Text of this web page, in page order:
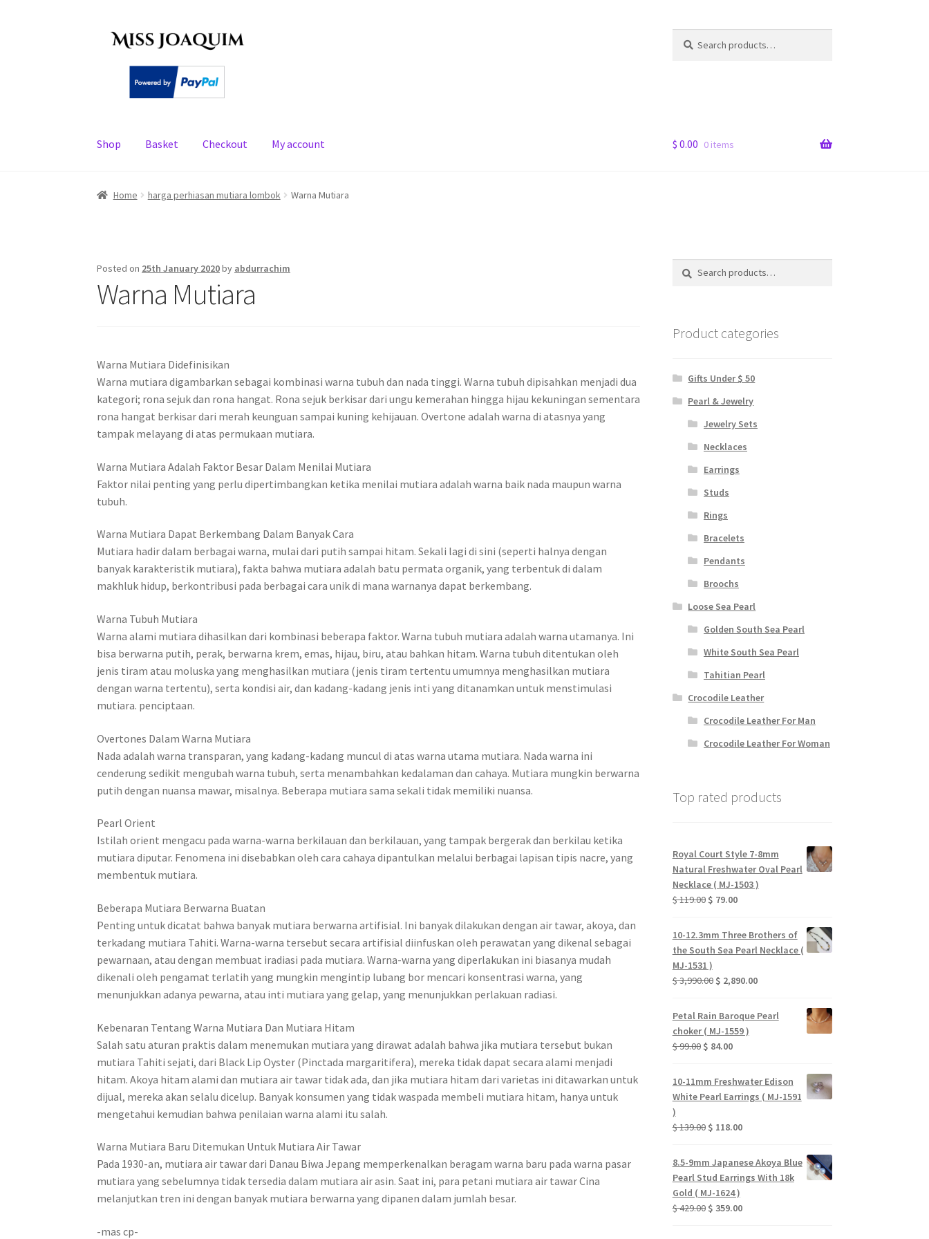
Skip
navigation
Skip
content
for:
Shop Basket Checkout My account
Home About Basket Checkout My accountPEARL Privacy Policy
$ 0.00 0 items
Home harga perhiasan mutiara lombok Warna Mutiara
Posted on 25th January 2020by abdurrachim
Warna Mutiara
Warna Mutiara Didefinisikan
Warna mutiara digambarkan sebagai kombinasi warna tubuh dan nada tinggi. Warna tubuh dipisahkan menjadi dua
kategori; rona sejuk dan rona hangat. Rona sejuk berkisar dari ungu kemerahan hingga hijau kekuningan sementara
rona hangat berkisar dari merah keunguan sampai kuning kehijauan. Overtone adalah warna di atasnya yang
tampak melayang di atas permukaan mutiara.
Warna Mutiara Adalah Faktor Besar Dalam Menilai Mutiara
Faktor nilai penting yang perlu dipertimbangkan ketika menilai mutiara adalah warna baik nada maupun warna
tubuh.
Warna Mutiara Dapat Berkembang Dalam Banyak Cara
Mutiara hadir dalam berbagai warna, mulai dari putih sampai hitam. Sekali lagi di sini (seperti halnya dengan
banyak karakteristik mutiara), fakta bahwa mutiara adalah batu permata organik, yang terbentuk di dalam
makhluk hidup, berkontribusi pada berbagai cara unik di mana warnanya dapat berkembang.
Warna Tubuh Mutiara
Warna alami mutiara dihasilkan dari kombinasi beberapa faktor. Warna tubuh mutiara adalah warna utamanya. Ini
bisa berwarna putih, perak, berwarna krem, emas, hijau, biru, atau bahkan hitam. Warna tubuh ditentukan oleh
jenis tiram atau moluska yang menghasilkan mutiara (jenis tiram tertentu umumnya menghasilkan mutiara
dengan warna tertentu), serta kondisi air, dan kadang-kadang jenis inti yang ditanamkan untuk menstimulasi
mutiara. penciptaan.
Overtones Dalam Warna Mutiara
Nada adalah warna transparan, yang kadang-kadang muncul di atas warna utama mutiara. Nada warna ini
cenderung sedikit mengubah warna tubuh, serta menambahkan kedalaman dan cahaya. Mutiara mungkin berwarna
putih dengan nuansa mawar, misalnya. Beberapa mutiara sama sekali tidak memiliki nuansa.
Pearl Orient
Istilah orient mengacu pada warna-warna berkilauan dan berkilauan, yang tampak bergerak dan berkilau ketika
mutiara diputar. Fenomena ini disebabkan oleh cara cahaya dipantulkan melalui berbagai lapisan tipis nacre, yang
membentuk mutiara.
Beberapa Mutiara Berwarna Buatan
Penting untuk dicatat bahwa banyak mutiara berwarna artifisial. Ini banyak dilakukan dengan air tawar, akoya, dan
terkadang mutiara Tahiti. Warna-warna tersebut secara artifisial diinfuskan oleh perawatan yang dikenal sebagai
pewarnaan, atau dengan membuat iradiasi pada mutiara. Warna-warna yang diperlakukan ini biasanya mudah
dikenali oleh pengamat terlatih yang mungkin mengintip lubang bor mencari konsentrasi warna, yang
menunjukkan adanya pewarna, atau inti mutiara yang gelap, yang menunjukkan perlakuan radiasi.
Kebenaran Tentang Warna Mutiara Dan Mutiara Hitam
Salah satu aturan praktis dalam menemukan mutiara yang dirawat adalah bahwa jika mutiara tersebut bukan
mutiara Tahiti sejati, dari Black Lip Oyster (Pinctada margaritifera), mereka tidak dapat secara alami menjadi
hitam. Akoya hitam alami dan mutiara air tawar tidak ada, dan jika mutiara hitam dari varietas ini ditawarkan untuk
dijual, mereka akan selalu dicelup. Banyak konsumen yang tidak waspada membeli mutiara hitam, hanya untuk
mengetahui kemudian bahwa penilaian warna alami itu salah.
Warna Mutiara Baru Ditemukan Untuk Mutiara Air Tawar
Pada 1930-an, mutiara air tawar dari Danau Biwa Jepang memperkenalkan beragam warna baru pada warna pasar
mutiara yang sebelumnya tidak tersedia dalam mutiara air asin. Saat ini, para petani mutiara air tawar Cina
melanjutkan tren ini dengan banyak mutiara berwarna yang dipanen dalam jumlah besar.
-mas cp-
Search
Search
Product categories
Gifts Under $ 50
Pearl & Jewelry
Jewelry Sets
Necklaces
Earrings
Studs
Rings
Bracelets
Pendants
Broochs
Loose Sea Pearl
Golden South Sea Pearl
White South Sea Pearl
Tahitian Pearl
Crocodile Leather
Crocodile Leather For Man
Crocodile Leather For Woman
Top rated products
Royal Court Style 7-8mm
Natural Freshwater Oval Pearl
Necklace ( MJ-1503 )
$119.00 Original
was:
$ 119.00.
$ 79.00Current
$ 79.00.
10-12.3mm Three Brothers of
the South Sea Pearl Necklace (
MJ-1531 )
$3,990.00 Original
was:
$ 3,990.00.
$ 2,890.00Current
is:
Petal Rain Baroque Pearl
choker ( MJ-1559 )
$99.00 Original
was:
$ 99.00.
$ 84.00Current
is:
$ 84.00.
10-11mm Freshwater Edison
White Pearl Earrings ( MJ-1591
)
$139.00 Original
was:
$ 139.00.
$ 118.00Current
$ 118.00.
8.5-9mm Japanese Akoya Blue
Pearl Stud Earrings With 18k
Gold ( MJ-1624 )
$429.00 Original
$ 359.00Current